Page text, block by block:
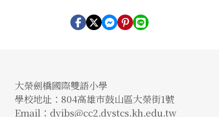
大榮劍橋國際雙語小學
學校地址：804高雄市鼓山區大榮街1號
Email：dyibs@cc2.dystcs.kh.edu.tw